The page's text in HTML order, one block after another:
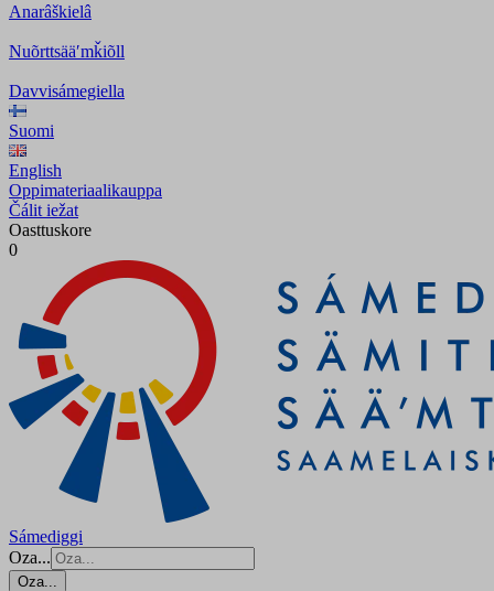
Anarâškielâ
Nuõrttsääʹmǩiõll
Davvisámegiella
Suomi
English
Oppimateriaalikauppa
Čálit iežat
Oasttuskore
0
Sámediggi
Oza...
Oza...